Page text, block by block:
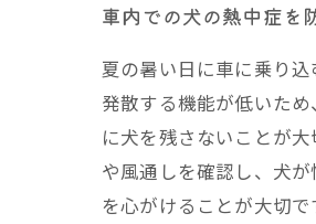
車内での犬の熱中症を
夏の暑い日に車に乗り
発散する機能が低いた
に犬を残さないことが
や風通しを確認し、犬
を心がけることが大切